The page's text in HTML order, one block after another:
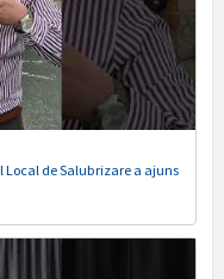
de Salubrizare a ajuns